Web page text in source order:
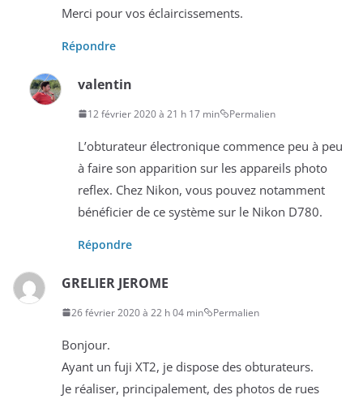
Merci pour vos éclaircissements.
Répondre
valentin
12 février 2020 à 21 h 17 min Permalien
L’obturateur électronique commence peu à peu
à faire son apparition sur les appareils photo
reflex. Chez Nikon, vous pouvez notamment
bénéficier de ce système sur le Nikon D780.
Répondre
GRELIER JEROME
26 février 2020 à 22 h 04 min Permalien
Bonjour.
Ayant un fuji XT2, je dispose des obturateurs.
Je réaliser, principalement, des photos de rues